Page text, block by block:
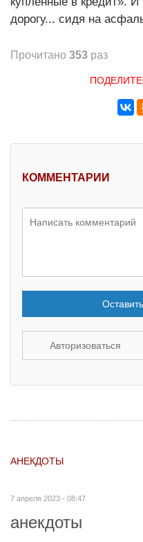
дорогу... сидя на
Прочитано 353 раз
КОММЕНТАРИИ
Авторизоваться
АНЕКДОТЫ
7 апреля 2023 - 08:47
анекдоты